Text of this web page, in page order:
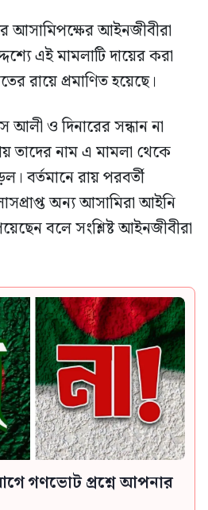
আসামিপক্ষের আইনজীবীরা
এই মামলাটি দায়ের করা
রায়ে প্রমাণিত হয়েছে।
আলী ও দিনারের সন্ধান না
তাদের নাম এ মামলা থেকে
বর্তমানে রায় পরবর্তী
অন্য আসামিরা আইনি
বলে সংশ্লিষ্ট আইনজীবীরা
গণভোট প্রশ্নে আপনার